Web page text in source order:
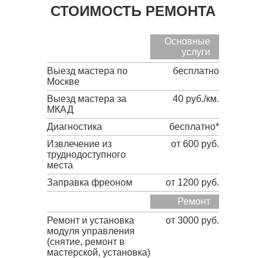
СТОИМОСТЬ РЕМОНТА
Основные
услуги
Выезд мастера по
Москве
бесплатно
Выезд мастера за
МКАД
40 руб./км.
Диагностика
бесплатно*
Извлечение из
труднодоступного
места
от 600 руб.
Заправка фреоном
от 1200 руб.
Ремонт
Ремонт и установка
модуля управления
(снятие, ремонт в
мастерской, установка)
от 3000 руб.